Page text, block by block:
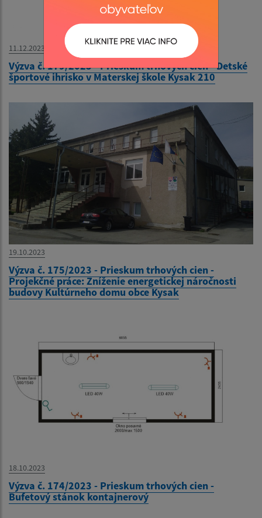
11.12.2023
Výzva č. 179/2023 - Prieskum trhových cien - Detské
športové ihrisko v Materskej škole Kysak 210
19.10.2023
Výzva č. 175/2023 - Prieskum trhových cien -
Projekčné práce: Zníženie energetickej náročnosti
budovy Kultúrneho domu obce Kysak
18.10.2023
Výzva č. 174/2023 - Prieskum trhových cien -
Bufetový stánok kontajnerový